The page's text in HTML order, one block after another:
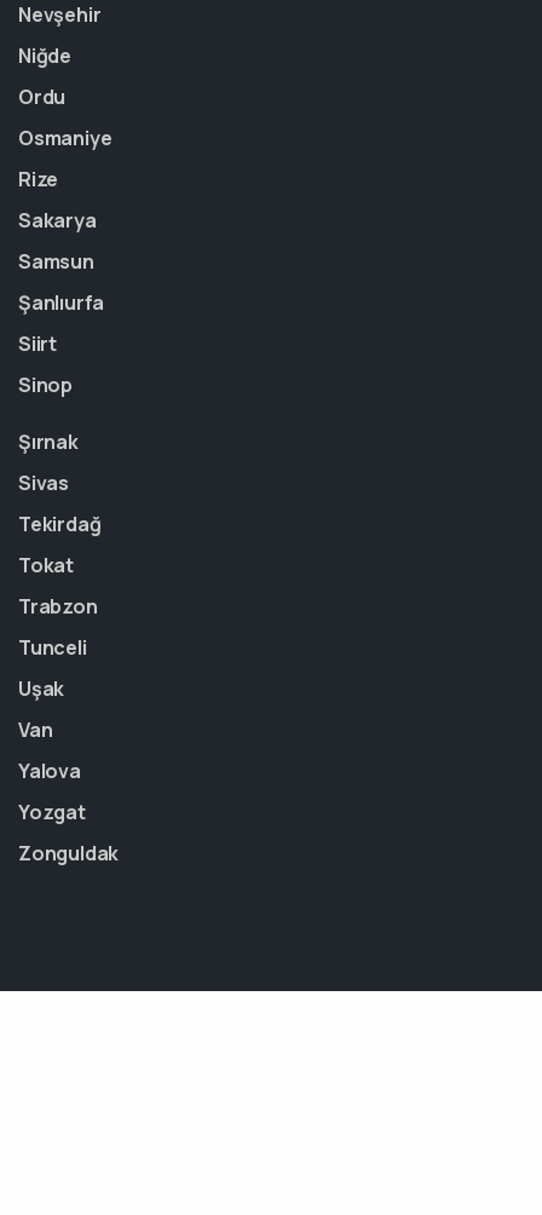
Nevşehir
Niğde
Ordu
Osmaniye
Rize
Sakarya
Samsun
Şanlıurfa
Siirt
Sinop
Şırnak
Sivas
Tekirdağ
Tokat
Trabzon
Tunceli
Uşak
Van
Yalova
Yozgat
Zonguldak